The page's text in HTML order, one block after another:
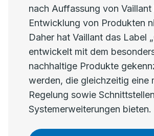
nach Auffassung von Vaillant
Entwicklung von Produkten
Daher hat Vaillant das Label
entwickelt mit dem
nachhaltige Produkte
werden, die gleichzeitig eine
Regelung sowie
Systemerweiterungen bieten.